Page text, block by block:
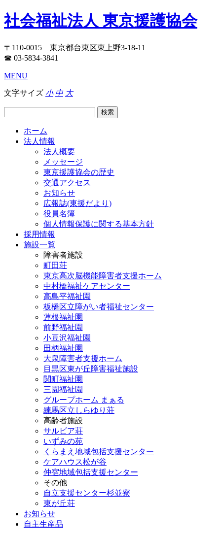
社会福祉法人 東京援護協会
〒110-0015 東京都台東区東上野3-18-11
☎ 03-5834-3841
MENU
文字サイズ 小 中 大
ホーム
法人情報
法人概要
メッセージ
東京援護協会の歴史
交通アクセス
お知らせ
広報誌(東援だより)
役員名簿
個人情報保護に関する基本方針
採用情報
施設一覧
障害者施設
町田荘
東京高次脳機能障害者支援ホーム
中村橋福祉ケアセンター
高島平福祉園
板橋区立障がい者福祉センター
蓮根福祉園
前野福祉園
小豆沢福祉園
田柄福祉園
大泉障害者支援ホーム
目黒区東が丘障害福祉施設
関町福祉園
三園福祉園
グループホーム まぁる
練馬区立しらゆり荘
高齢者施設
サルビア荘
いずみの苑
くらまえ地域包括支援センター
ケアハウス松が谷
仲宿地域包括支援センター
その他
自立支援センター杉並寮
東が丘荘
お知らせ
自主生産品